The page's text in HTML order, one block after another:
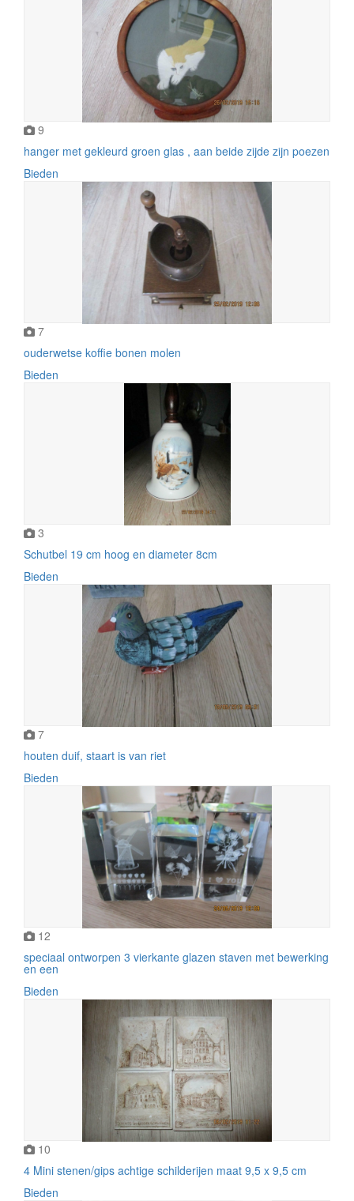
9
hanger met gekleurd groen glas , aan beide zijde zijn poezen
Bieden
7
ouderwetse koffie bonen molen
Bieden
3
Schutbel 19 cm hoog en diameter 8cm
Bieden
7
houten duif, staart is van riet
Bieden
12
speciaal ontworpen 3 vierkante glazen staven met bewerking
en een
Bieden
10
4 Mini stenen/gips achtige schilderijen maat 9,5 x 9,5 cm
Bieden